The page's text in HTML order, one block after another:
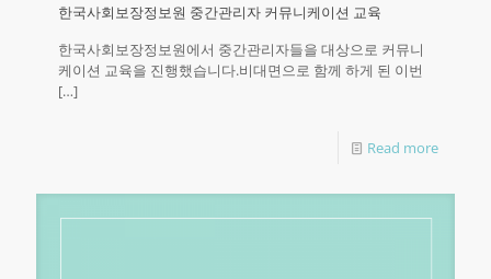
한국사회보장정보원 중간관리자 커뮤니케이션 교육
한국사회보장정보원에서 중간관리자들을 대상으로 커뮤니
케이션 교육을 진행했습니다.비대면으로 함께 하게 된 이번
[…]
Read more